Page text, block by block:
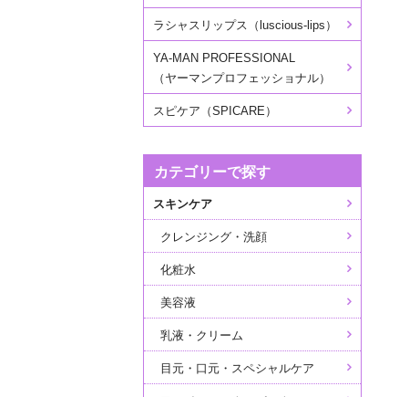
ラシャスリップス（luscious-lips）
YA-MAN PROFESSIONAL
（ヤーマンプロフェッショナル）
スピケア（SPICARE）
カテゴリーで探す
スキンケア
クレンジング・洗顔
化粧水
美容液
乳液・クリーム
目元・口元・スペシャルケア